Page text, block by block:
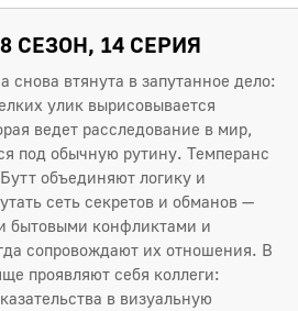
8 СЕЗОН, 14 СЕРИЯ
втянута в запутанное дело:
улик вырисовывается
ведет расследование в мир,
под обычную рутину. Темперанс
объединяют логику и
сеть секретов и обманов —
бытовыми конфликтами и
сопровождают их отношения. В
проявляют себя коллеги:
в визуальную